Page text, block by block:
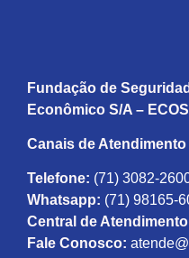
Fundação de
Econômico S/A –
Canais de Atendimento
Telefone: (71) 3082-
Whatsapp: (71) 98165-
Central de
Fale Conosco: